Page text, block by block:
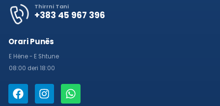
Thirrni Tani
+383 45 967 396
Orari Punës
E Hëne - E Shtune
08:00 deri 18:00